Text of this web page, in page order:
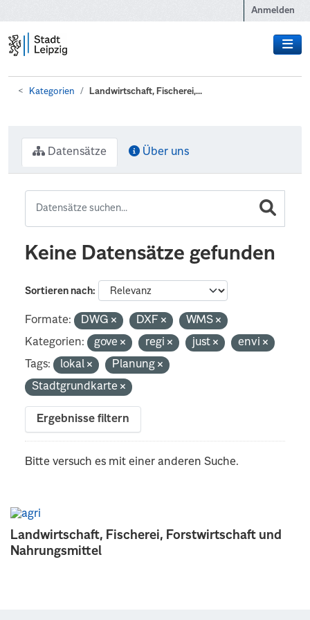
Anmelden
Kategorien Landwirtschaft, Fischerei,...
Landwirtschaft, Fischerei, Forstwirtschaft und
Nahrungsmittel
Datensätze Über uns
Keine Datensätze gefunden
Sortieren nach
Formate: DWG DXF
WMS
Kategorien:
gove regi just
envi
Tags:
lokal
Planung
Stadtgrundkarte
Ergebnisse filtern
Bitte versuch es mit einer anderen Suche.